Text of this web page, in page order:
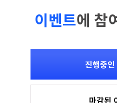
이벤트에 참
진행중
마감된